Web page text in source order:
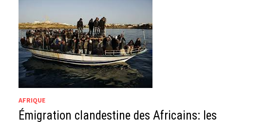
AFRIQUE
Émigration clandestine des Africains: les